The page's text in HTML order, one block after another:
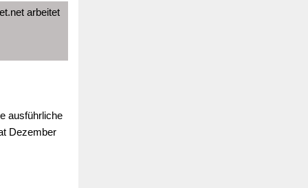
arbeitet
ausführliche
Dezember